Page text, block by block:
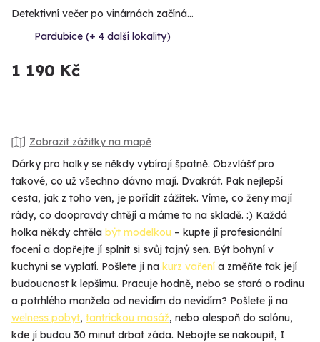
Detektivní večer po vinárnách začíná…
Pardubice (+ 4 další lokality)
1 190 Kč
Zobrazit zážitky na mapě
Dárky pro holky se někdy vybírají špatně. Obzvlášť pro
takové, co už všechno dávno mají. Dvakrát. Pak nejlepší
cesta, jak z toho ven, je pořídit zážitek. Víme, co ženy mají
rády, co doopravdy chtějí a máme to na skladě. :) Každá
holka někdy chtěla být modelkou – kupte jí profesionální
focení a dopřejte jí splnit si svůj tajný sen. Být bohyní v
kuchyni se vyplatí. Pošlete ji na kurz vaření a změňte tak její
budoucnost k lepšímu. Pracuje hodně, nebo se stará o rodinu
a potrhlého manžela od nevidím do nevidím? Pošlete ji na
welness pobyt, tantrickou masáž, nebo alespoň do salónu,
kde jí budou 30 minut drbat záda. Nebojte se nakoupit, I